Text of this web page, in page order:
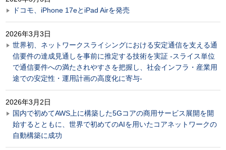
ドコモ、iPhone 17eとiPad Airを発売
2026年3月3日
世界初、ネットワークスライシングにおける安定通信を支える通
信要件の達成見通しを事前に推定する技術を実証 -スライス単位
で通信要件への満たされやすさを把握し、社会インフラ・産業用
途での安定性・運用計画の高度化に寄与-
2026年3月2日
国内で初めてAWS上に構築した5Gコアの商用サービス展開を開
始するとともに、世界で初めてのAIを用いたコアネットワークの
自動構築に成功